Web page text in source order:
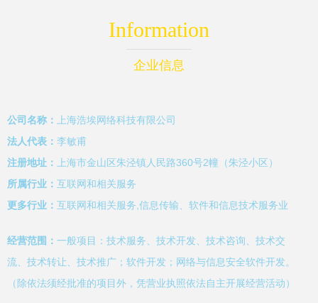
Information
企业信息
公司名称：
上海浩埃网络科技有限公司
法人代表： 李敏甫
注册地址：
上海市金山区朱泾镇人民路360号2幢（朱泾小区）
所属行业： 互联网和相关服务
更多行业： 互联网和相关服务,信息传输、软件和信息技术服务业
经营范围： 一般项目：技术服务、技术开发、技术咨询、技术交
流、技术转让、技术推广；软件开发；网络与信息安全软件开发。
（除依法须经批准的项目外，凭营业执照依法自主开展经营活动）